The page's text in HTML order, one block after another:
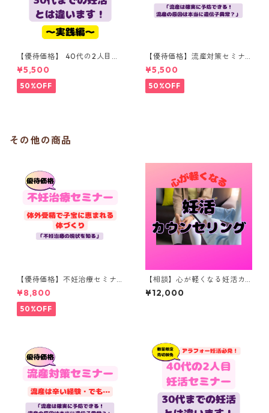
【優待価格】 40代の2人目妊
活セミナー「40代の妊活は30
代とは違う！〇〇を意識する
だけでコウノトリはやってく
る？」（１５０分）
¥5,500
50%OFF
【優待価格】流産対策セミナ
ー「流産は予防できる！！！
流産の原因は本当に遺伝子異
常？」（１５０分）
¥5,500
50%OFF
その他の商品
【優待価格】不妊治療セミナ
ー「体外受精で子宝に恵まれ
る体づくり」（150分）
¥8,800
50%OFF
【相談】心が軽くなる妊活カ
ウンセリング（６０分）
¥12,000